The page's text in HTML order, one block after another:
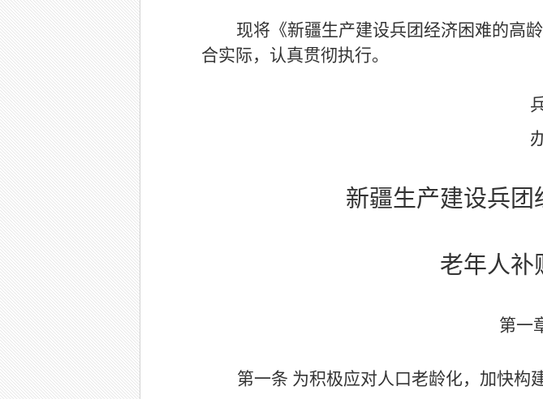
现将《新疆生产建设兵团经济困难的高
合实际，认真贯彻执行。
新疆生产建设兵
老年人补
第一
第一条 为积极应对人口老龄化，加快构